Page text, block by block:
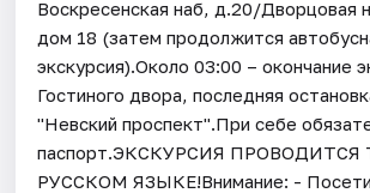
Воскресенская наб, д.20/Дворцовая
дом 18 (затем продолжится
экскурсия).Около 03:00 – окончание
Гостиного двора, последняя
"Невский проспект".При себе
паспорт.ЭКСКУРСИЯ
РУССКОМ ЯЗЫКЕ!Внимание: -